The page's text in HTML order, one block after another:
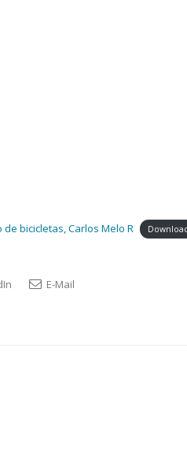
bicicletas, Carlos Melo R
E-Mail